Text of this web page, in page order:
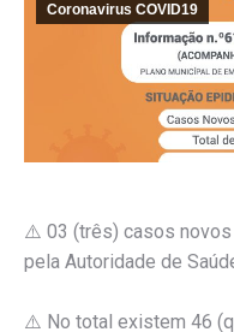
Coronavirus COVID19
⚠️ 03 (três) casos
pela Autoridade de
⚠️ No total existem 46